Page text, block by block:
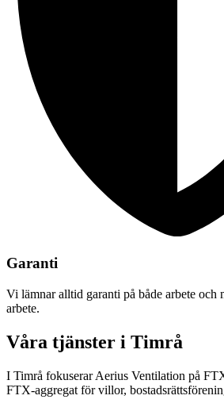
Garanti
Vi lämnar alltid garanti på både arbete och
arbete.
Våra tjänster i Timrå
I Timrå fokuserar Aerius Ventilation på
FTX-aggregat för villor,